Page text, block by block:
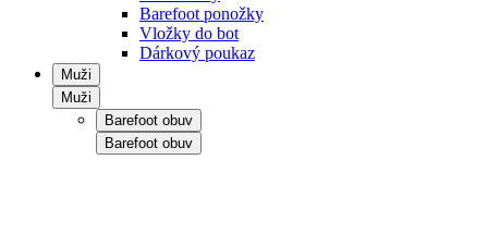
Barefoot ponožky
Vložky do bot
Dárkový poukaz
Muži
Muži
Barefoot obuv
Barefoot obuv